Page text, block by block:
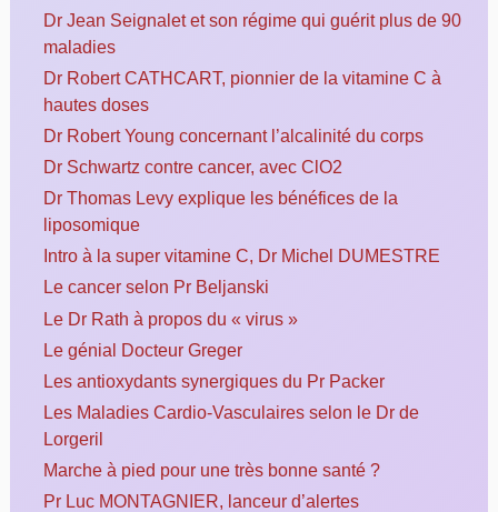
Dr Jean Seignalet et son régime qui guérit plus de 90
maladies
Dr Robert CATHCART, pionnier de la vitamine C à
hautes doses
Dr Robert Young concernant l’alcalinité du corps
Dr Schwartz contre cancer, avec ClO2
Dr Thomas Levy explique les bénéfices de la
liposomique
Intro à la super vitamine C, Dr Michel DUMESTRE
Le cancer selon Pr Beljanski
Le Dr Rath à propos du « virus »
Le génial Docteur Greger
Les antioxydants synergiques du Pr Packer
Les Maladies Cardio-Vasculaires selon le Dr de
Lorgeril
Marche à pied pour une très bonne santé ?
Pr Luc MONTAGNIER, lanceur d’alertes